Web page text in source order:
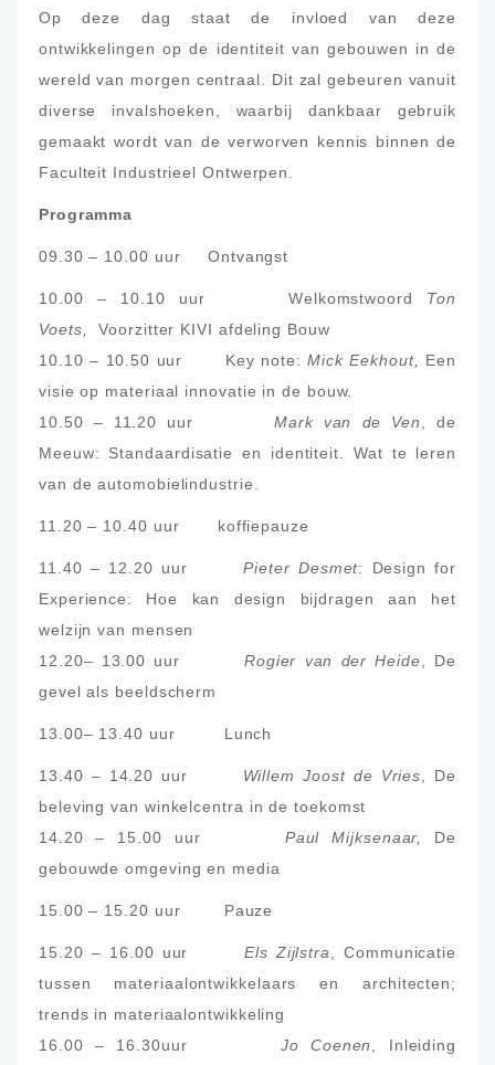
Op deze dag staat de invloed van deze
ontwikkelingen op de identiteit van gebouwen in de
wereld van morgen centraal. Dit zal gebeuren vanuit
diverse invalshoeken, waarbij dankbaar gebruik
gemaakt wordt van de verworven kennis binnen de
Faculteit Industrieel Ontwerpen.
Programma
09.30 – 10.00 uur Ontvangst
10.00 – 10.10 uur Welkomstwoord Ton
Voets,
Voorzitter KIVI afdeling Bouw
10.10 – 10.50 uur Key note:Mick Eekhout, Een
visie op materiaal innovatie in de bouw.
10.50 – 11.20 uur Mark van de Ven
, de
Meeuw: Standaardisatie en identiteit. Wat te leren
van de automobielindustrie.
11.20 – 10.40 uur koffiepauze
11.40 – 12.20 uurPieter Desmet: Design for
Experience: Hoe kan design bijdragen aan het
welzijn van mensen
12.20– 13.00 uur Rogier van der Heide , De
gevel als beeldscherm
13.00– 13.40 uur Lunch
13.40 – 14.20 uur Willem Joost de Vries , De
beleving van winkelcentra in de toekomst
14.20 – 15.00 uur Paul Mijksenaar, De
gebouwde omgeving en media
15.00 – 15.20 uur Pauze
15.20 – 16.00 uur Els Zijlstra
, Communicatie
tussen materiaalontwikkelaars en architecten;
trends in materiaalontwikkeling
16.00 – 16.30uur Jo Coenen
, Inleiding